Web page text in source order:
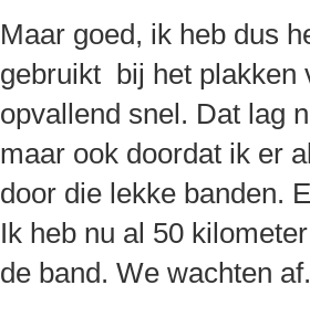
Maar goed, ik heb dus
gebruikt bij het plakken
opvallend snel. Dat lag
maar ook doordat ik er
door die lekke banden.
Ik heb nu al 50
de band. We wachten